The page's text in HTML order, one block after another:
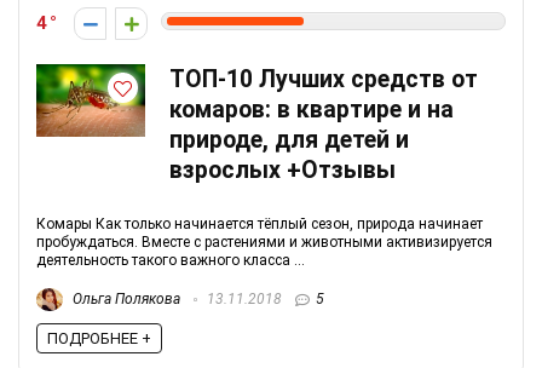
4
ТОП-10 Лучших средств от
комаров: в квартире и на
природе, для детей и
взрослых +Отзывы
Комары Как только начинается тёплый сезон, природа начинает
пробуждаться. Вместе с растениями и животными активизируется
деятельность такого важного класса ...
Ольга Полякова 13.11.2018 5
ПОДРОБНЕЕ +